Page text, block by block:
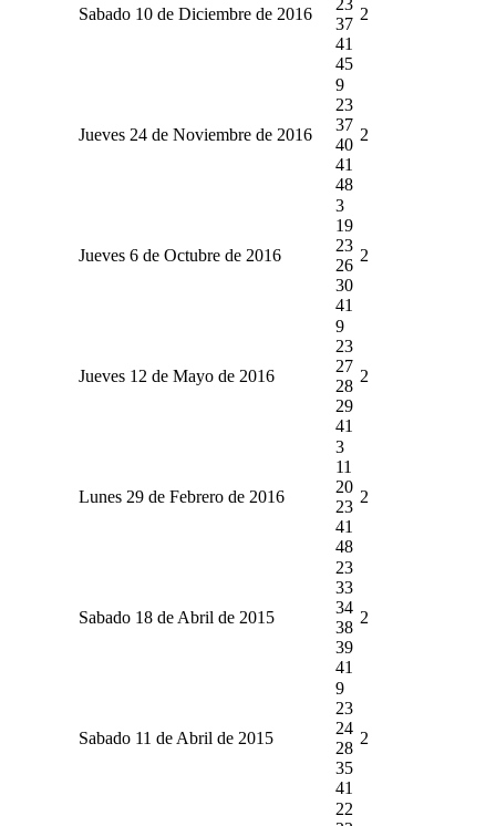
Sabado 10 de Diciembre de 2016
37
41
45
2
Jueves 24 de Noviembre de 2016
9
23
37
40
41
48
2
Jueves 6 de Octubre de 2016
3
19
23
26
30
41
2
Jueves 12 de Mayo de 2016
9
23
27
28
29
41
2
Lunes 29 de Febrero de 2016
3
11
20
23
41
48
2
Sabado 18 de Abril de 2015
23
33
34
38
39
41
2
Sabado 11 de Abril de 2015
9
23
24
28
35
41
2
22